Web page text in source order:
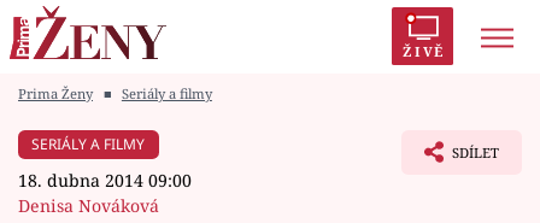
ŽIVĚ
Módní alarm
Prima Ženy ■ Seriály a filmy
SERIÁLY A FILMY
18. dubna 2014 09:00
Denisa Nováková
SDÍLET